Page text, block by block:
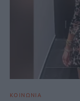
ΚΟΙΝΩΝΙΑ